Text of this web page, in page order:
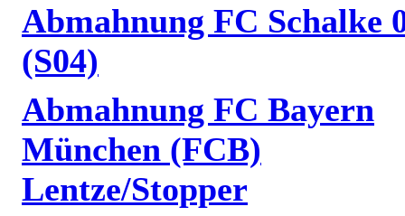
Abmahnung FC Schalke
(S04)
Abmahnung FC Bayern
München (FCB)
Lentze/Stopper